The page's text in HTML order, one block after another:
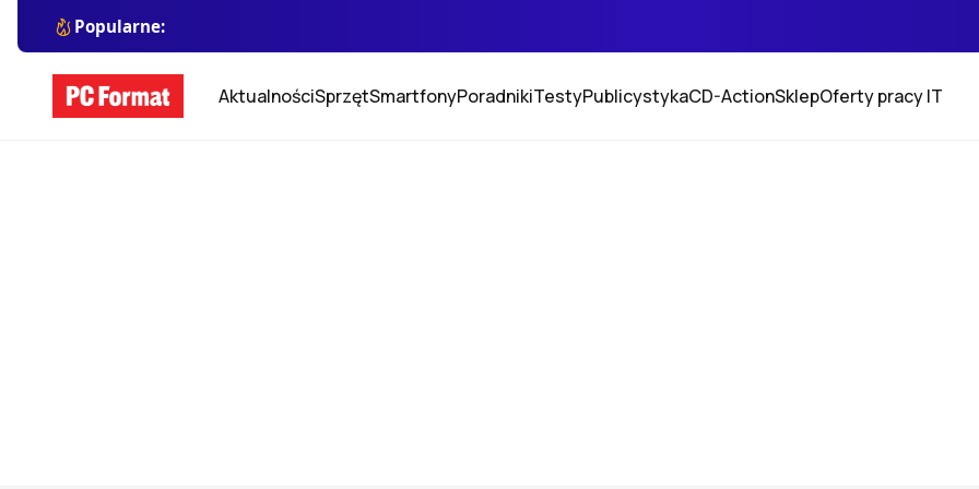
Popularne:
AktualnościSprzętSmartfonyPoradnikiTestyPublicystykaCD-ActionSklepOferty pracy IT